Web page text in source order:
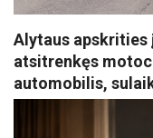
Alytaus apskrities
atsitrenkęs
automobilis,